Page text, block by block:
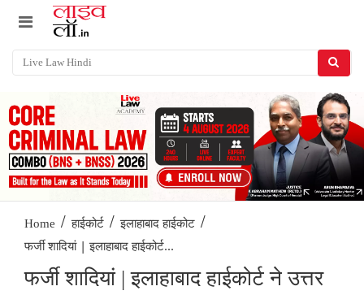
Home / हाईकोर्ट / इलाहाबाद हाईकोट /
फर्जी शादियां | इलाहाबाद हाईकोर्ट...
फर्जी शादियां | इलाहाबाद हाईकोर्ट ने उत्तर